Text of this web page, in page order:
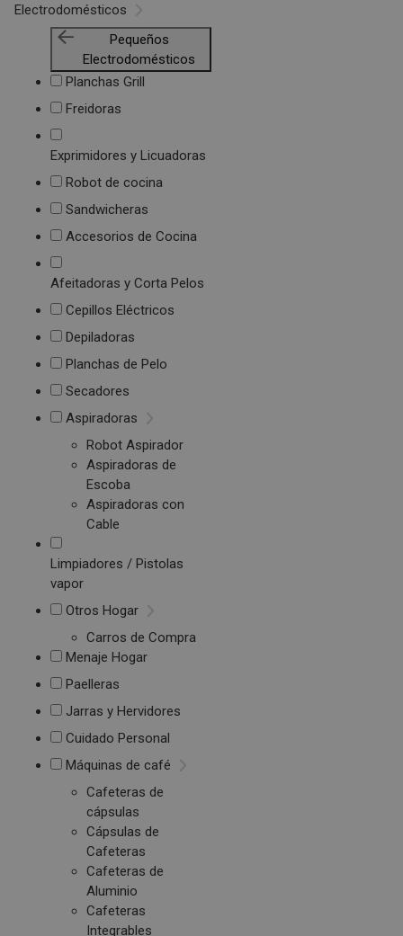
Electrodomésticos
Pequeños
Electrodomésticos
Planchas Grill
Freidoras
Exprimidores y Licuadoras
Robot de cocina
Sandwicheras
Accesorios de Cocina
Afeitadoras y Corta Pelos
Cepillos Eléctricos
Depiladoras
Planchas de Pelo
Secadores
Aspiradoras
Robot Aspirador
Aspiradoras de
Escoba
Aspiradoras con
Cable
Limpiadores / Pistolas
vapor
Otros Hogar
Carros de Compra
Menaje Hogar
Paelleras
Jarras y Hervidores
Cuidado Personal
Máquinas de café
Cafeteras de
cápsulas
Cápsulas de
Cafeteras
Cafeteras de
Aluminio
Cafeteras
Integrables